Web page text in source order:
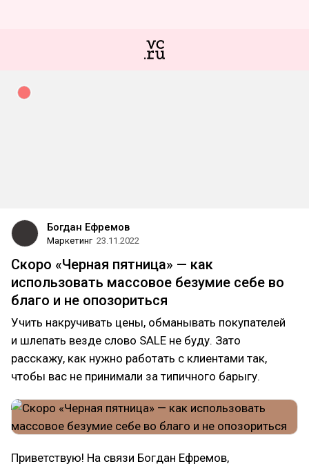
Богдан Ефремов
Маркетинг 23.11.2022
Скоро «Черная пятница» — как
использовать массовое безумие себе во
благо и не опозориться
Учить накручивать цены, обманывать покупателей
и шлепать везде слово SALE не буду. Зато
расскажу, как нужно работать с клиентами так,
чтобы вас не принимали за типичного барыгу.
Приветствую! На связи Богдан Ефремов,